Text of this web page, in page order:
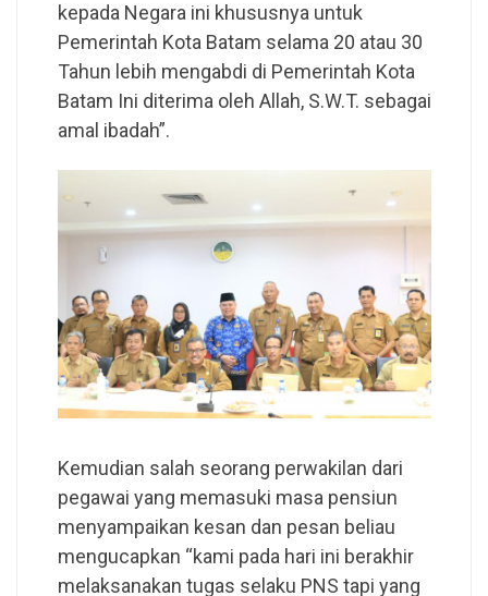
kepada Negara ini khususnya untuk
Pemerintah Kota Batam selama 20 atau 30
Tahun lebih mengabdi di Pemerintah Kota
Batam Ini diterima oleh Allah, S.W.T. sebagai
amal ibadah”.
Kemudian salah seorang perwakilan dari
pegawai yang memasuki masa pensiun
menyampaikan kesan dan pesan beliau
mengucapkan “kami pada hari ini berakhir
melaksanakan tugas selaku PNS tapi yang